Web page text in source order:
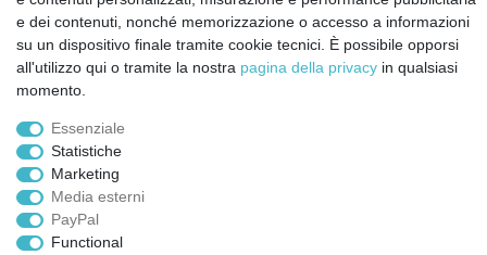
Confermo di aver preso visione della:policy. Il mio accordo può essere revocato
in qualsiasi momento.
e dei contenuti, nonché memorizzazione o accesso a informazioni
su un dispositivo finale tramite cookie tecnici. È possibile opporsi
all'utilizzo qui o tramite la nostra pagina della privacy in qualsiasi
momento.
Essenziale
Statistiche
Marketing
Media esterni
PayPal
Functional